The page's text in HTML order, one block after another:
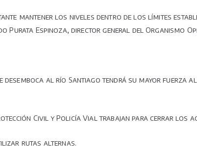
mantener los niveles dentro de los límites
Purata Espinoza, director general del Organismo
al río Santiago tendrá su mayor fuerza
Civil y Policía Vial trabajan para cerrar los
rutas alternas.